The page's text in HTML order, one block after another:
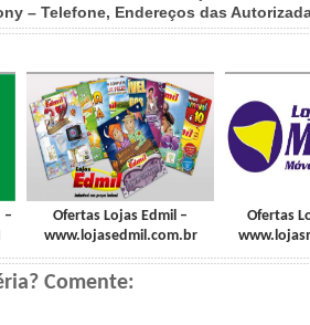
– Telefone, Endereços das
–
Ofertas Lojas Edmil –
www.lojasedmil.com.br
Ofertas
Comente: